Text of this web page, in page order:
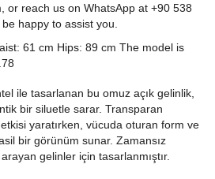
, or reach us on WhatsApp at +90 538
happy to assist you.
61 cm Hips: 89 cm The model is
ile tasarlanan bu omuz açık gelinlik,
bir siluetle sarar. Transparan
yaratırken, vücuda oturan form ve
bir görünüm sunar. Zamansız
gelinler için tasarlanmıştır.